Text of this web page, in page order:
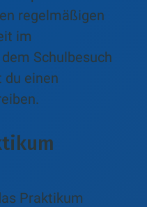
regelmäßigen
im
Schulbesuch
du einen
Praktikum